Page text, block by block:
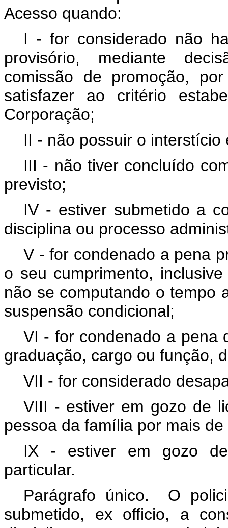
Acesso quando:
I - for considerado não
provisório, mediante
comissão de promoção,
satisfazer ao critério
Corporação;
II - não possuir o
III - não tiver concluído
previsto;
IV - estiver submetido a
disciplina ou processo
V - for condenado a pena
o seu cumprimento,
não se computando o tempo
suspensão condicional;
VI - for condenado a pena
graduação, cargo ou função,
VII - for considerado
VIII - estiver em gozo de
pessoa da família por mais
IX - estiver em gozo
particular.
Parágrafo único. O
submetido, ex officio, a